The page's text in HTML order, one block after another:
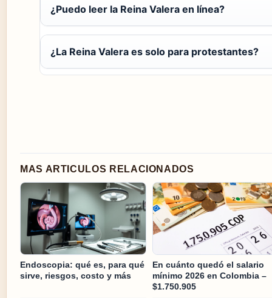
¿Puedo leer la Reina Valera en línea?
¿La Reina Valera es solo para protestantes?
MAS ARTICULOS RELACIONADOS
Endoscopia: qué es, para qué
sirve, riesgos, costo y más
En cuánto quedó el salario
mínimo 2026 en Colombia –
$1.750.905